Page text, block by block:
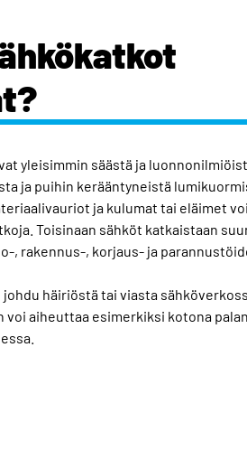
yleisimmin säästä ja
ja puihin kerääntyneistä
ja kulumat tai eläimet
Toisinaan sähköt katkaistaan
, rakennus-, korjaus- ja
johdu häiriöstä tai viasta
voi aiheuttaa esimerkiksi kotona